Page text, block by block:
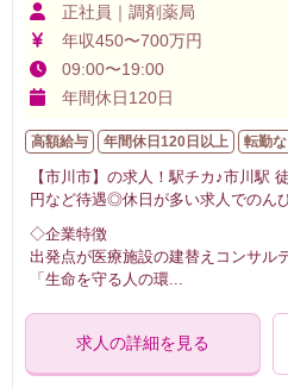
正社員｜調剤薬局
年収450〜700万円
09:00〜19:00
年間休日120日
高額給与 年間休日120日以上 転勤
【市川市】の求人！駅チカ♪市川駅
円など待遇◎休日が多い求人でのん
◇企業特徴
出発点が医療施設の建替えコンサル
「生命を守る人の環
求人の詳細を見る